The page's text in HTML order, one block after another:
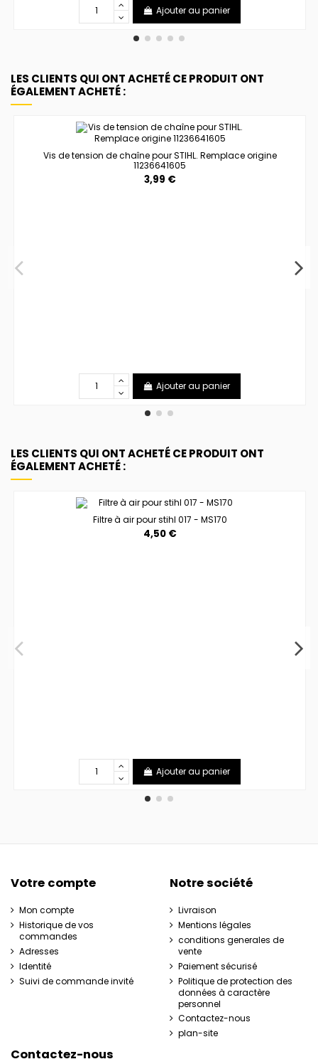
Ajouter au panier
LES CLIENTS QUI ONT ACHETÉ CE PRODUIT ONT
ÉGALEMENT ACHETÉ :
Vis de tension de chaîne pour STIHL. Remplace origine
11236641605
3,99 €
Ajouter au panier
LES CLIENTS QUI ONT ACHETÉ CE PRODUIT ONT
ÉGALEMENT ACHETÉ :
Filtre à air pour stihl 017 - MS170
4,50 €
Ajouter au panier
Votre compte
Mon compte
Historique de vos
commandes
Adresses
Identité
Suivi de commande invité
Notre société
Livraison
Mentions légales
conditions generales de
vente
Paiement sécurisé
Politique de protection des
données à caractère
personnel
Contactez-nous
plan-site
Contactez-nous